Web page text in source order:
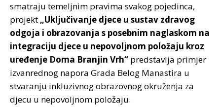
smatraju temeljnim pravima svakog pojedinca,
projekt „Uključivanje djece u sustav zdravog
odgoja i obrazovanja s posebnim naglaskom na
integraciju djece u nepovoljnom položaju kroz
uređenje Doma Branjin Vrh“ predstavlja primjer
izvanrednog napora Grada Belog Manastira u
stvaranju inkluzivnog obrazovnog okruženja za
djecu u nepovoljnom položaju.